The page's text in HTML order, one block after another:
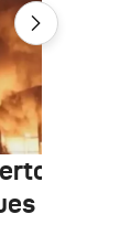
y 27